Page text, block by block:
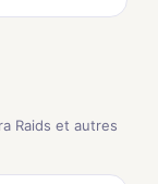
Raids et autres